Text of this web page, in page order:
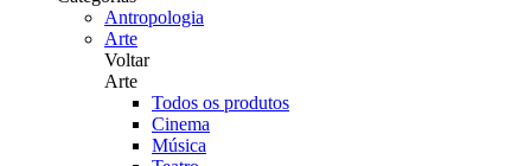
Antropologia
Arte
Voltar
Arte
Todos os produtos
Cinema
Música